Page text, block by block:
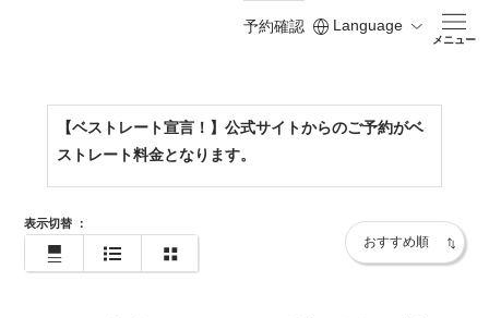
予約確認 Language
メニュー
https://www.shodoshima-kh.jp/
【ベストレート宣言！】公式サイトからのご予約がベ
ストレート料金となります。
表示切替 ：